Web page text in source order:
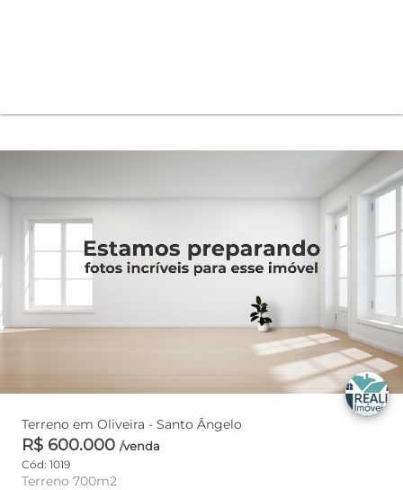
Terreno em Oliveira - Santo Ângelo
R$ 600.000 /venda
Cód: 1019
Terreno 700m2